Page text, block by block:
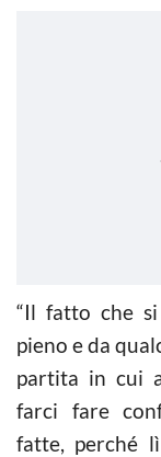
“Il fatto che
pieno e da
partita in cui
farci fare
fatte, perché